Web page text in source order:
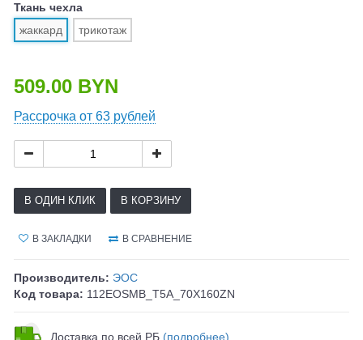
Ткань чехла
жаккард
трикотаж
509.00 BYN
Рассрочка от 63 рублей
В ОДИН КЛИК В КОРЗИНУ
В ЗАКЛАДКИ В СРАВНЕНИЕ
Производитель: ЭОС
Код товара: 112EOSMB_T5A_70X160ZN
Доставка по всей РБ (подробнее)